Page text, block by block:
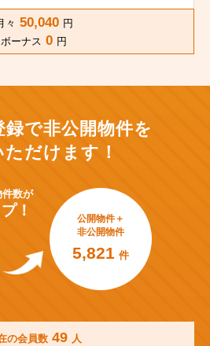
々 50,040 円
ボーナス 0 円
録で非公開物件を
だけます！
件数が
！
公開物件＋
非公開物件
5,821 件
の会員数 49 人